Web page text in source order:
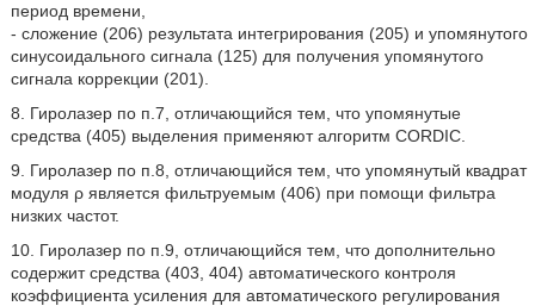
период времени,
- сложение (206) результата интегрирования (205) и упомянутого
синусоидального сигнала (125) для получения упомянутого
сигнала коррекции (201).
8. Гиролазер по п.7, отличающийся тем, что упомянутые
средства (405) выделения применяют алгоритм CORDIC.
9. Гиролазер по п.8, отличающийся тем, что упомянутый квадрат
модуля ρ является фильтруемым (406) при помощи фильтра
низких частот.
10. Гиролазер по п.9, отличающийся тем, что дополнительно
содержит средства (403, 404) автоматического контроля
коэффициента усиления для автоматического регулирования